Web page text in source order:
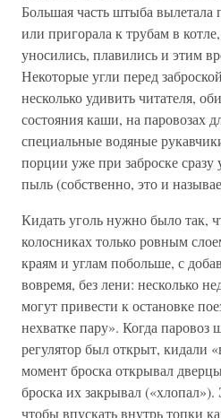
Большая часть штыба вылетала
или пригорала к трубам в
уносились, плавились и этим
Некоторые угли перед
несколько удивить читателя,
состояния каши, на паровозах
специальные водяные
порции уже при заброске сразу
пыль (собственно, это и
Кидать уголь нужно было так,
колосниках только ровным
краям и углам побольше, с
вовремя, без лени: несколько
могут привести к остановке
нехватке пару». Когда паровоз
регулятор был открыт, кидали
момент броска открывал
броска их закрывал («хлопал»).
чтобы впускать внутрь топки